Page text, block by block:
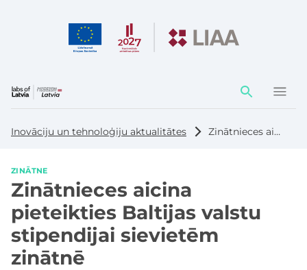
Darbības
elementi
Inovāciju un tehnoloģiju aktualitātes Zinātnieces aicina pieteikties Baltijas valstu stipendijai sievietēm zinātnē
ZINĀTNE
Zinātnieces aicina
pieteikties Baltijas valstu
stipendijai sievietēm
zinātnē